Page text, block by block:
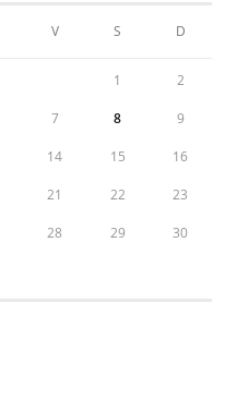
V S D
1 2
7 8 9
14 15 16
21 22 23
28 29 30